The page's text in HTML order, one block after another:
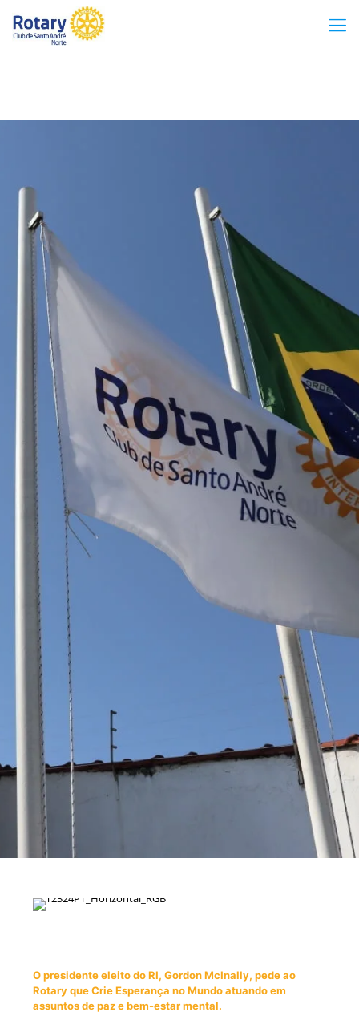
O presidente eleito do RI, Gordon McInally, pede ao
Rotary que Crie Esperança no Mundo atuando em
assuntos de paz e bem-estar mental.